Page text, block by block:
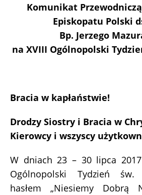
Komunikat
Episkopatu Polski
Bp. Jerzego
na XVIII Ogólnopolski
Bracia w kapłaństwie!
Drodzy Siostry i Bracia w
Kierowcy i wszyscy
W dniach 23 – 30 lipca
Ogólnopolski Tydzień św.
hasłem „Niesiemy Dobrą